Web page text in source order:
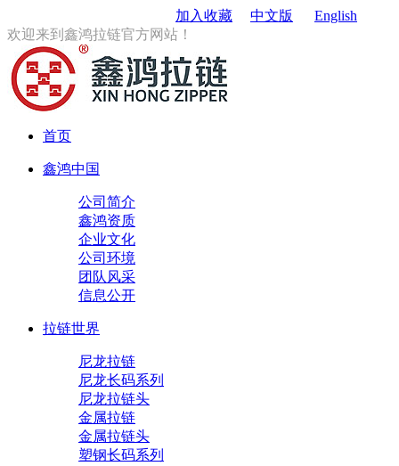
加入收藏 中文版
English
欢迎来到鑫鸿拉链官方网站！
首页
鑫鸿中国
公司简介
鑫鸿资质
企业文化
公司环境
团队风采
信息公开
拉链世界
尼龙拉链
尼龙长码系列
尼龙拉链头
金属拉链
金属拉链头
塑钢长码系列